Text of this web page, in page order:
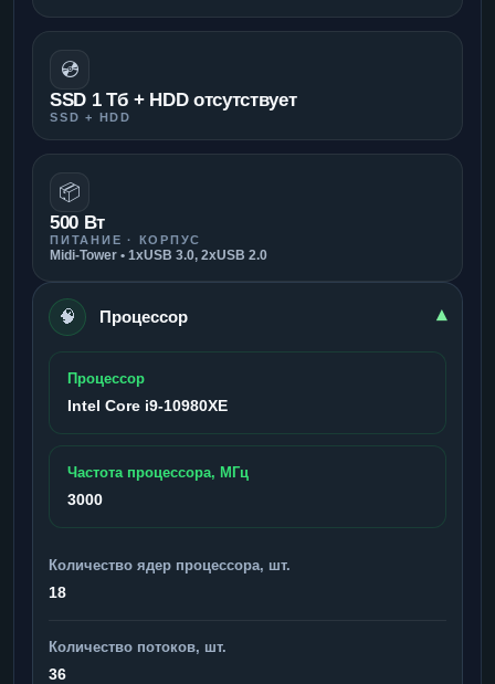
💿
SSD 1 Тб + HDD отсутствует
SSD + HDD
📦
500 Вт
ПИТАНИЕ · КОРПУС
Midi-Tower • 1xUSB 3.0, 2xUSB 2.0
🧠 Процессор ▾
Процессор
Intel Core i9-10980XE
Частота процессора, МГц
3000
Количество ядер процессора, шт.
18
Количество потоков, шт.
36